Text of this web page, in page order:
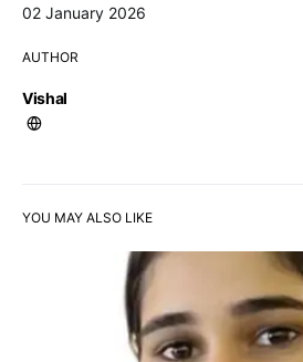
02 January 2026
AUTHOR
Vishal
YOU MAY ALSO LIKE